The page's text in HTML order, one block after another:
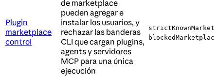
Plugin
marketplace
control
de marketplace
pueden agregar e
instalar los usuarios, y
rechazar las banderas
CLI que cargan plugins,
agents y servidores
MCP para una única
ejecución